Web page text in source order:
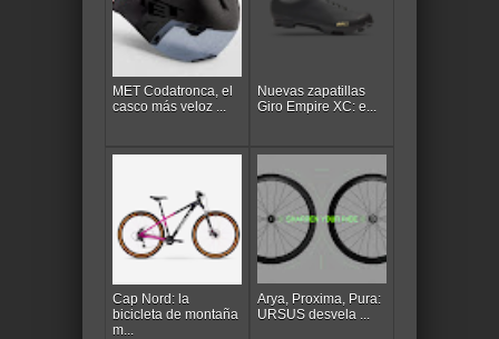
MET Codatronca, el
casco más veloz ...
Nuevas zapatillas
Giro Empire XC: e...
Cap Nord: la
bicicleta de montaña
m...
Arya, Proxima, Pura:
URSUS desvela ...